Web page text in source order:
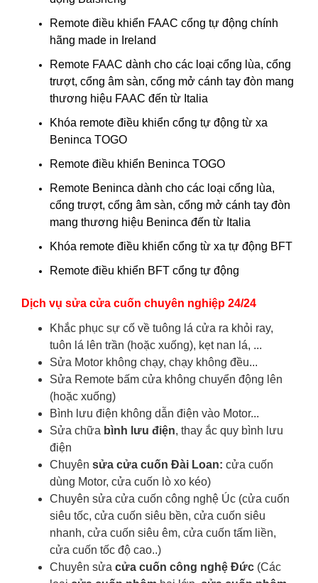
Remote điều khiển FAAC cổng tự động chính
hãng made in Ireland
Remote FAAC dành cho các loại cổng lùa, cổng
trượt, cổng âm sàn, cổng mở cánh tay đòn mang
thương hiệu FAAC đến từ Italia
Khóa remote điều khiển cổng tự động từ xa
Beninca TOGO
Remote điều khiển Beninca TOGO
Remote Beninca dành cho các loại cổng lùa,
cổng trượt, cổng âm sàn, cổng mở cánh tay đòn
mang thương hiệu Beninca đến từ Italia
Khóa remote điều khiển cổng từ xa tự động BFT
Remote điều khiển BFT cổng tự động
Dịch vụ sửa cửa cuốn chuyên nghiệp 24/24
Khắc phục sự cố về tuông lá cửa ra khỏi ray,
tuôn lá lên trần (hoặc xuống), kẹt nan lá, ...
Sửa Motor không chạy, chạy không đều...
Sửa Remote bấm cửa không chuyển động lên
(hoặc xuống)
Bình lưu điện không dẫn điện vào Motor...
Sửa chữa bình lưu điện, thay ắc quy bình lưu
điện
Chuyên sửa cửa cuốn Đài Loan: cửa cuốn
dùng Motor, cửa cuốn lò xo kéo)
Chuyên sửa cửa cuốn công nghệ Úc (cửa cuốn
siêu tốc, cửa cuốn siêu bền, cửa cuốn siêu
nhanh, cửa cuốn siêu êm, cửa cuốn tấm liền,
cửa cuốn tốc độ cao..)
Chuyên sửa cửa cuốn công nghệ Đức (Các